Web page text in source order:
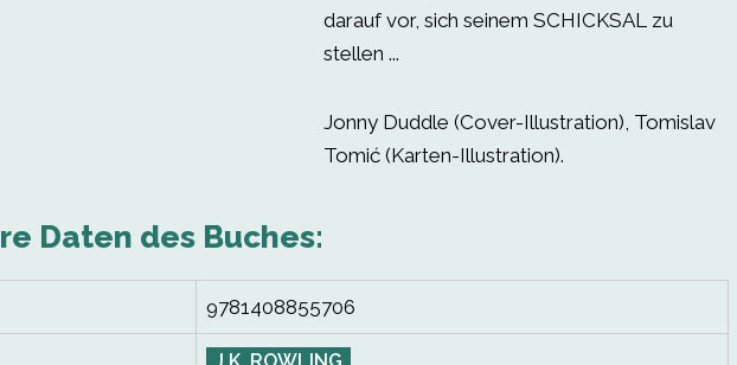
darauf vor, sich seinem SCHICKSAL zu
stellen ...
Jonny Duddle (Cover-Illustration), Tomislav
Tomić (Karten-Illustration).
Daten des Buches:
9781408855706